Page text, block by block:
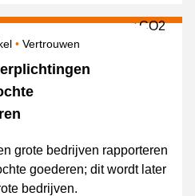
Onderwerpen
Vertrouwen
grote bedrijven rapporteren
goederen; dit wordt later
bedrijven.